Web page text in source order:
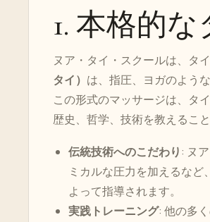
1. 本格的
ヌア・タイ・スクールは、タ
タイ） は、指圧、ヨガのよう
この形式のマッサージは、タ
歴史、哲学、技術を教えるこ
伝統技術へのこだわり: ヌ
ミカルな圧力を加えるな
よって指導されます。
実践トレーニング: 他の多